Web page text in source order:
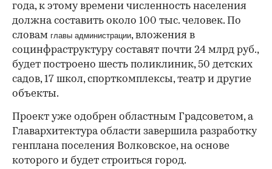
года, к этому времени численность населения
должна составить около 100 тыс. человек. По
словам главы администрации, вложения в
социнфраструктуру составят почти 24 млрд руб.,
будет построено шесть поликлиник, 50 детских
садов, 17 школ, спорткомплексы, театр и другие
объекты.
Проект уже одобрен областным Градсоветом, а
Главархитектура области завершила разработку
генплана поселения Волковское, на основе
которого и будет строиться город.